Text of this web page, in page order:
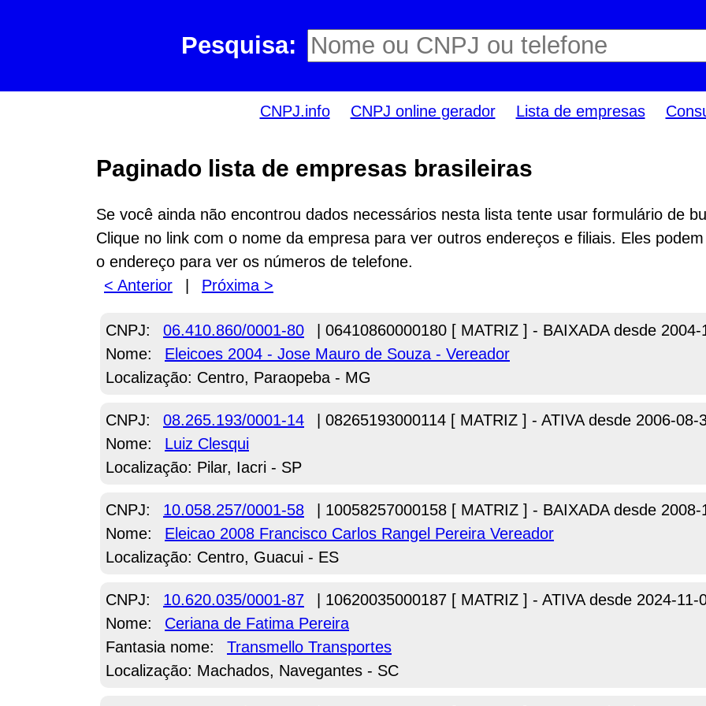
Pesquisa:
CNPJ.info CNPJ online gerador Lista de empresas
Paginado lista de empresas brasileiras
Se você ainda não encontrou dados necessários nesta lista tente usar formulário de
Clique no link com o nome da empresa para ver outros endereços e filiais. Eles
o endereço para ver os números de telefone.
< Anterior
| Próxima >
CNPJ: 06.410.860/0001-80
| 06410860000180 [ MATRIZ ] - BAIXADA desde 2004-
Nome:
Eleicoes 2004 - Jose Mauro de Souza - Vereador
Localização: Centro, Paraopeba - MG
CNPJ: 08.265.193/0001-14
| 08265193000114 [ MATRIZ ] - ATIVA desde 2006-08-
Nome:
Luiz Clesqui
Localização: Pilar, Iacri - SP
CNPJ: 10.058.257/0001-58
| 10058257000158 [ MATRIZ ] - BAIXADA desde 2008-
Nome:
Eleicao 2008 Francisco Carlos Rangel Pereira Vereador
Localização: Centro, Guacui - ES
CNPJ: 10.620.035/0001-87
| 10620035000187 [ MATRIZ ] - ATIVA desde 2024-11-
Nome:
Ceriana de Fatima Pereira
Fantasia nome:
Transmello Transportes
Localização: Machados, Navegantes - SC